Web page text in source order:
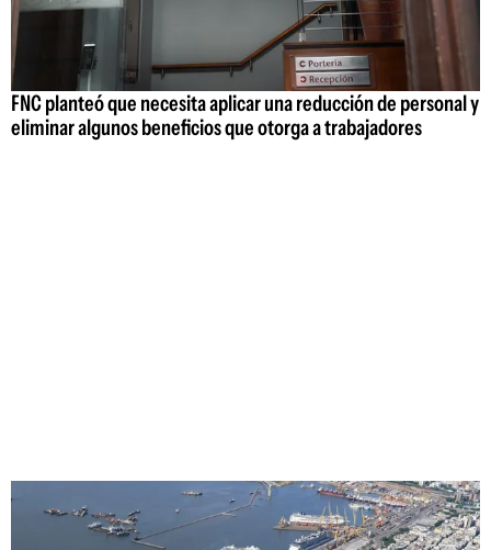
FNC planteó que necesita aplicar una reducción de personal y
eliminar algunos beneficios que otorga a trabajadores